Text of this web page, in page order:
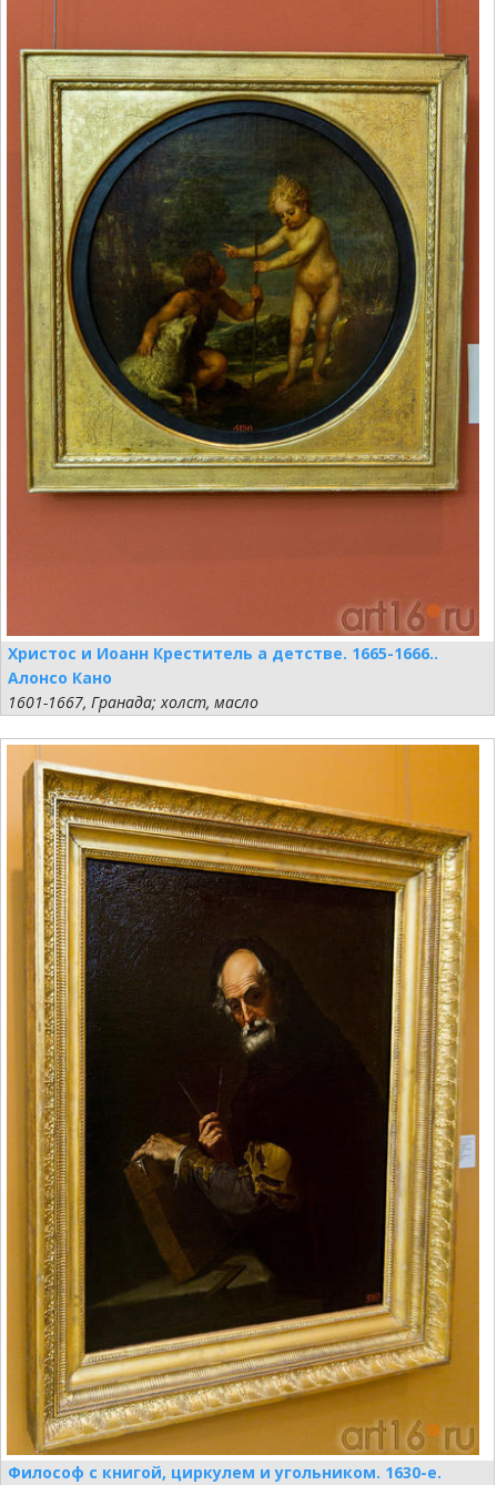
Христос и Иоанн Креститель а детстве. 1665-1666..
Алонсо Кано
1601-1667, Гранада; холст, масло
Философ с книгой, циркулем и угольником. 1630-е.